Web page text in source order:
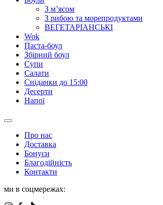
З м’ясом
З рибою та морепродуктами
ВЕГЕТАРІАНСЬКІ
Wok
Паста-боул
Збірний боул
Супи
Салати
Сніданки до 15:00
Десерти
Напої
Про нас
Доставка
Бонуси
Благодійність
Контакти
ми в соцмережах: